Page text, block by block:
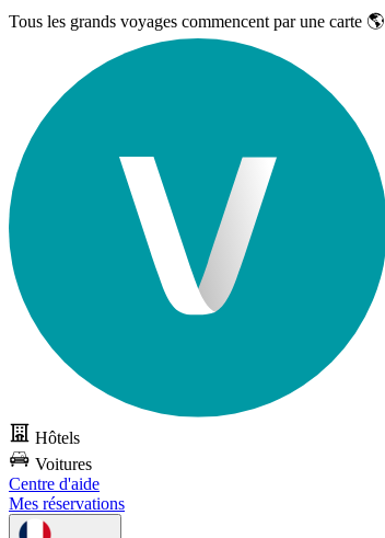
Tous les grands voyages commencent par une carte 🌎
Hôtels
Voitures
Centre d'aide
Mes réservations